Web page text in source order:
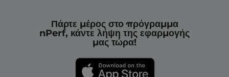
Πάρτε μέρος στο πρόγραμμα
nPerf, κάντε λήψη της εφαρμογής
μας τώρα!